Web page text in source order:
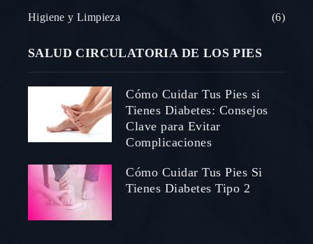
Higiene y Limpieza 6
SALUD CIRCULATORIA DE LOS PIES
Cómo Cuidar Tus Pies si
Tienes Diabetes: Consejos
Clave para Evitar
Complicaciones
Cómo Cuidar Tus Pies Si
Tienes Diabetes Tipo 2